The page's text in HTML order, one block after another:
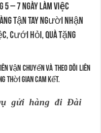
5 – 7ngày làm việc
tận tay người nhận
cưới hỏi, quà tặng
vận chuyển và theo dõi liên
thời gian cam kết.
gửi hàng đi Đài